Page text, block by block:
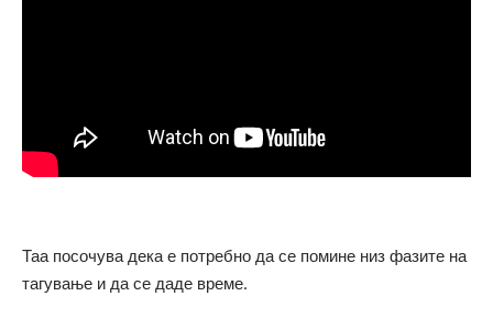
Таа посочува дека е потребно да се помине низ фазите на
тагување и да се даде време.